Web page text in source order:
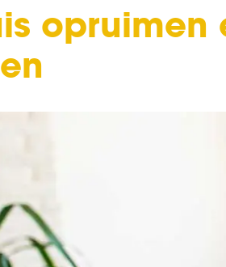
opruimen